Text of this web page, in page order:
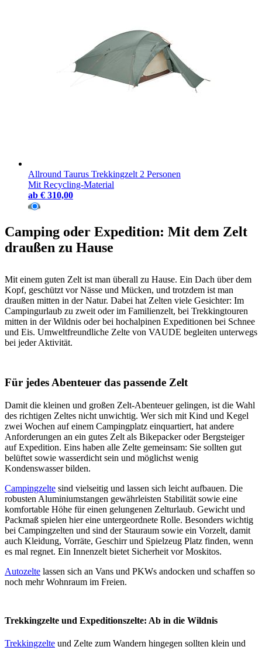
Allround Taurus Trekkingzelt 2 Personen
Mit Recycling-Material
ab € 310,00
Camping oder Expedition: Mit dem Zelt
draußen zu Hause
Mit einem guten Zelt ist man überall zu Hause. Ein Dach über dem
Kopf, geschützt vor Nässe und Mücken, und trotzdem ist man
draußen mitten in der Natur. Dabei hat Zelten viele Gesichter: Im
Campingurlaub zu zweit oder im Familienzelt, bei Trekkingtouren
mitten in der Wildnis oder bei hochalpinen Expeditionen bei Schnee
und Eis. Umweltfreundliche Zelte von VAUDE begleiten unterwegs
bei jeder Aktivität.
Für jedes Abenteuer das passende Zelt
Damit die kleinen und großen Zelt-Abenteuer gelingen, ist die Wahl
des richtigen Zeltes nicht unwichtig. Wer sich mit Kind und Kegel
zwei Wochen auf einem Campingplatz einquartiert, hat andere
Anforderungen an ein gutes Zelt als Bikepacker oder Bergsteiger
auf Expedition. Eins haben alle Zelte gemeinsam: Sie sollten gut
belüftet sowie wasserdicht sein und möglichst wenig
Kondenswasser bilden.
Campingzelte sind vielseitig und lassen sich leicht aufbauen. Die
robusten Aluminiumstangen gewährleisten Stabilität sowie eine
komfortable Höhe für einen gelungenen Zelturlaub. Gewicht und
Packmaß spielen hier eine untergeordnete Rolle. Besonders wichtig
bei Campingzelten und sind der Stauraum sowie ein Vorzelt, damit
auch Kleidung, Vorräte, Geschirr und Spielzeug Platz finden, wenn
es mal regnet. Ein Innenzelt bietet Sicherheit vor Moskitos.
Autozelte lassen sich an Vans und PKWs andocken und schaffen so
noch mehr Wohnraum im Freien.
Trekkingzelte und Expeditionszelte: Ab in die Wildnis
Trekkingzelte und Zelte zum Wandern hingegen sollten klein und